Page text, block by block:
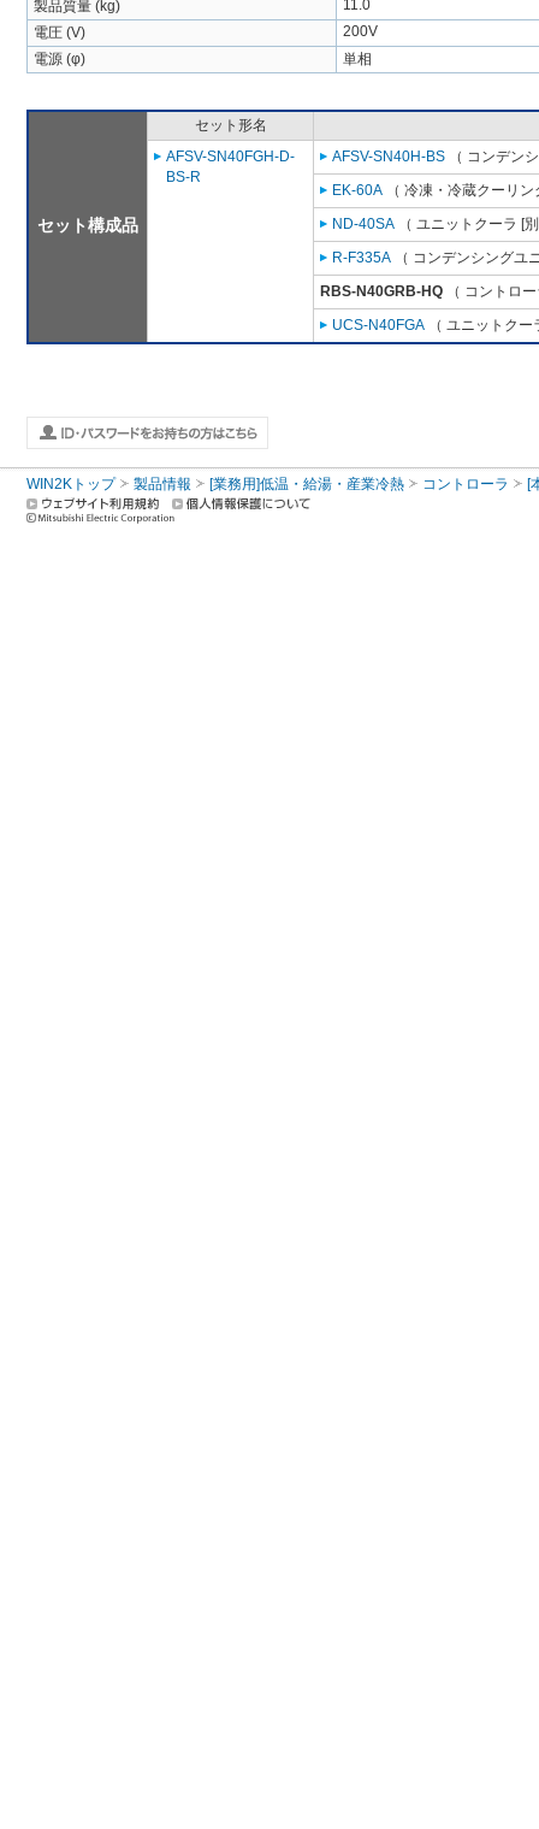
製品質量 (kg)
11.0
電圧 (V)
200V
電源 (φ)
単相
セット構成品
セット形名
AFSV-SN40FGH-D-
BS-R
AFSV-SN40H-BS （ コンデン
EK-60A （ 冷凍・冷蔵クーリ
ND-40SA （ ユニットクーラ [
R-F335A （ コンデンシングユ
RBS-N40GRB-HQ （ コントロ
UCS-N40FGA （ ユニットク
WIN2Kトップ 製品情報 [業務用]低温・給湯・産業冷熱 コントローラ [